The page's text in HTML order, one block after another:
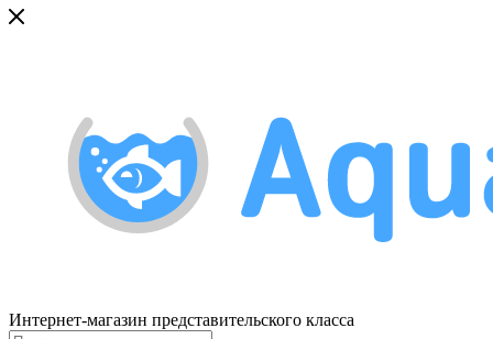
Интернет-магазин представительского класса